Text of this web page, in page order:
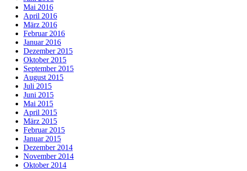
Mai 2016
April 2016
März 2016
Februar 2016
Januar 2016
Dezember 2015
Oktober 2015
September 2015
August 2015
Juli 2015
Juni 2015
Mai 2015
April 2015
März 2015
Februar 2015
Januar 2015
Dezember 2014
November 2014
Oktober 2014